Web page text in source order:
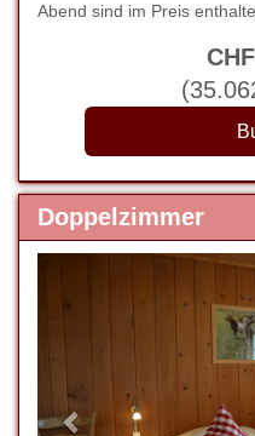
Abend sind im Preis
CHF
(
Doppelzimmer